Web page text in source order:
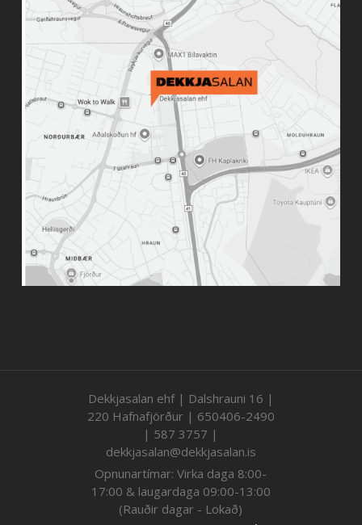
Dekkjasalan ehf | Dalshrauni 16 |
220 Hafnafjörður | 650406-2490
| 587 3757 |
dekkjasalan@dekkjasalan.is
Opnunartímar: Virka daga 8:00-
17:00 & laugardaga 09:00-13:00
(Rauðir dagar - Lokað)